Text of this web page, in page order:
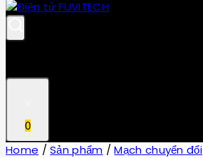
0
Home / Sản phẩm / Mạch chuyển đổi